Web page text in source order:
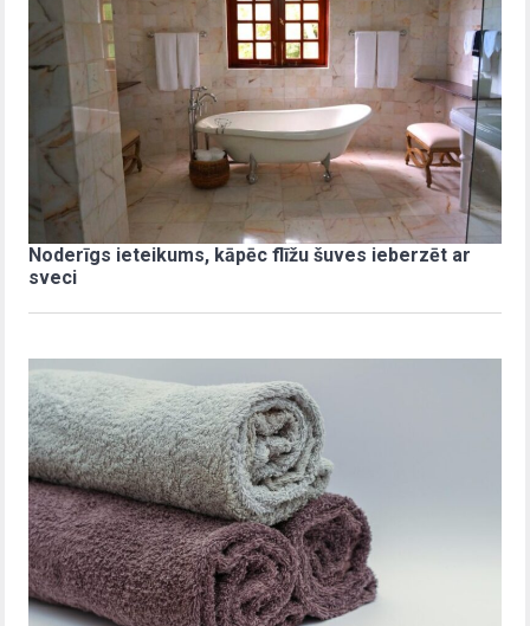
Noderīgs ieteikums, kāpēc flīžu šuves ieberzēt ar
sveci